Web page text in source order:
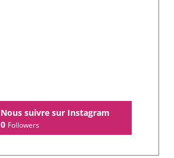
Nous suivre sur Instagram
0 Followers